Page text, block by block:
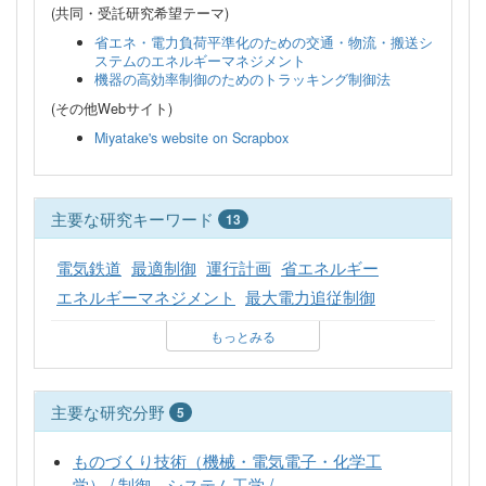
(共同・受託研究希望テーマ)
省エネ・電力負荷平準化のための交通・物流・搬送シ
ステムのエネルギーマネジメント
機器の高効率制御のためのトラッキング制御法
(その他Webサイト)
Miyatake's website on Scrapbox
主要な研究キーワード 13
電気鉄道 最適制御 運行計画 省エネルギー
エネルギーマネジメント 最大電力追従制御
もっとみる
主要な研究分野 5
ものづくり技術（機械・電気電子・化学工